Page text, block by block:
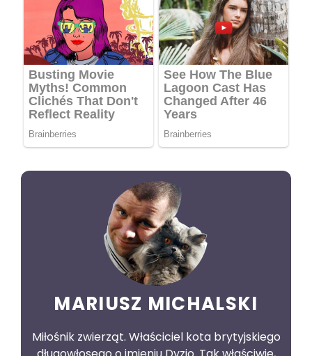
MARIUSZ MICHALSKI
Miłośnik zwierząt. Właściciel kota brytyjskiego